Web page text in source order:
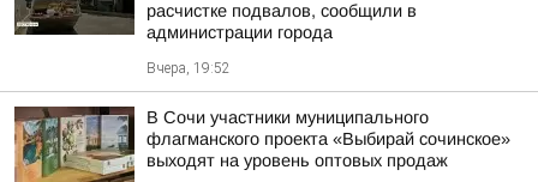
расчистке подвалов, сообщили в
администрации города
Вчера, 19:52
В Сочи участники муниципального
флагманского проекта «Выбирай сочинское»
выходят на уровень оптовых продаж